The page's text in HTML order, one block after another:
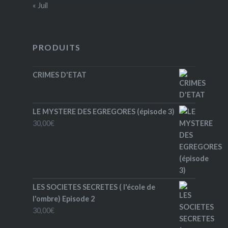
« Juil
PRODUITS
CRIMES D'ETAT
LE MYSTERE DES EGREGORES (épisode 3)
30,00€
LES SOCIETES SECRETES ( l'école de
l'ombre) Episode 2
30,00€